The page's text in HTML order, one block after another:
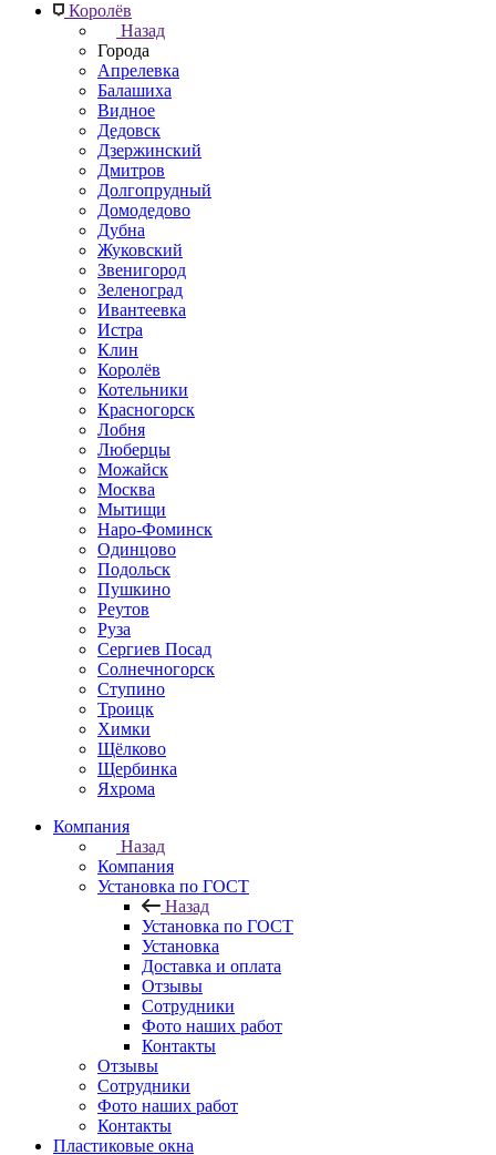
Королёв
Назад
Города
Апрелевка
Балашиха
Видное
Дедовск
Дзержинский
Дмитров
Долгопрудный
Домодедово
Дубна
Жуковский
Звенигород
Зеленоград
Ивантеевка
Истра
Клин
Королёв
Котельники
Красногорск
Лобня
Люберцы
Можайск
Москва
Мытищи
Наро-Фоминск
Одинцово
Подольск
Пушкино
Реутов
Руза
Сергиев Посад
Солнечногорск
Ступино
Троицк
Химки
Щёлково
Щербинка
Яхрома
Компания
Назад
Компания
Установка по ГОСТ
Назад
Установка по ГОСТ
Установка
Доставка и оплата
Отзывы
Сотрудники
Фото наших работ
Контакты
Отзывы
Сотрудники
Фото наших работ
Контакты
Пластиковые окна